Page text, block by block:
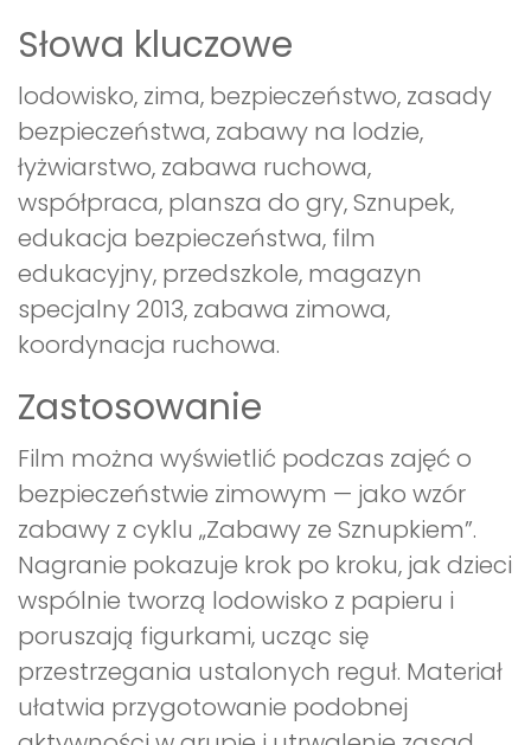
Słowa kluczowe
lodowisko, zima, bezpieczeństwo, zasady
bezpieczeństwa, zabawy na lodzie,
łyżwiarstwo, zabawa ruchowa,
współpraca, plansza do gry, Sznupek,
edukacja bezpieczeństwa, film
edukacyjny, przedszkole, magazyn
specjalny 2013, zabawa zimowa,
koordynacja ruchowa.
Zastosowanie
Film można wyświetlić podczas zajęć o
bezpieczeństwie zimowym — jako wzór
zabawy z cyklu „Zabawy ze Sznupkiem”.
Nagranie pokazuje krok po kroku, jak dzieci
wspólnie tworzą lodowisko z papieru i
poruszają figurkami, ucząc się
przestrzegania ustalonych reguł. Materiał
ułatwia przygotowanie podobnej